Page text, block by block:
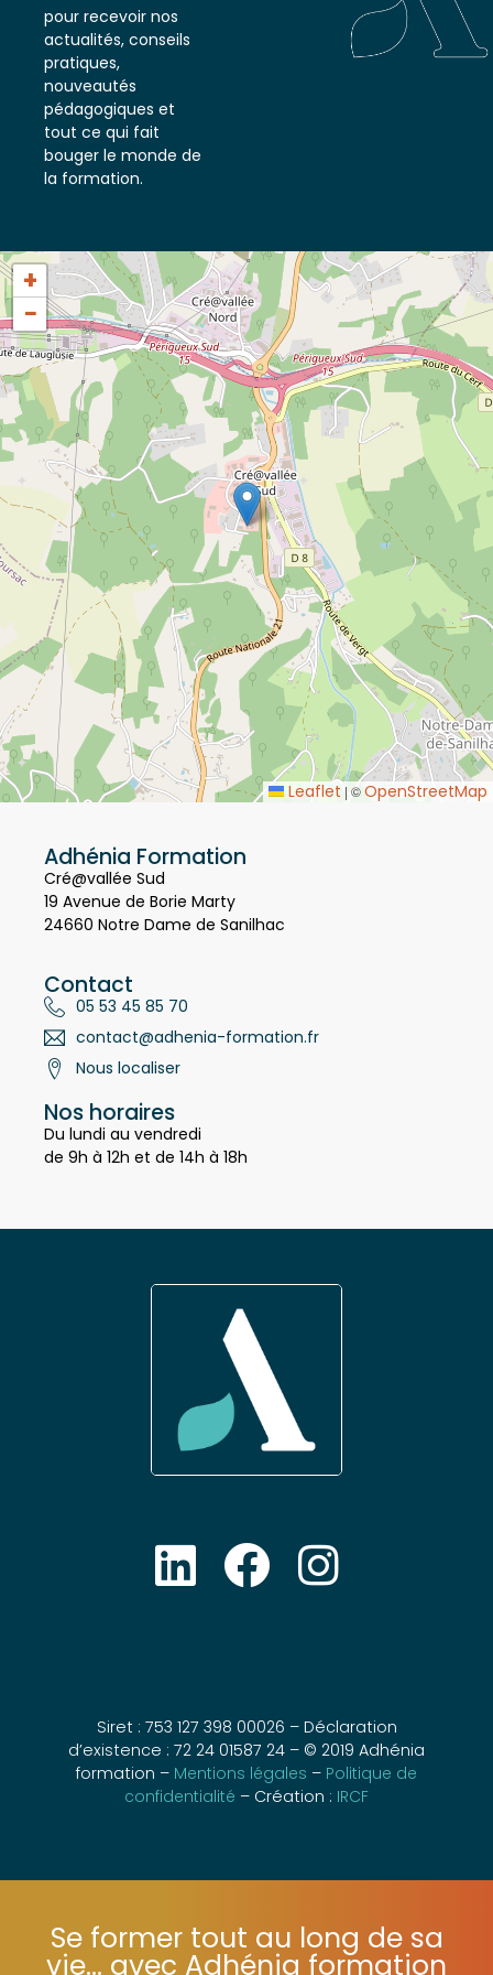
notre newsletter
pour recevoir nos
actualités, conseils
pratiques,
nouveautés
pédagogiques et
tout ce qui fait
bouger le monde de
+
−
Adhénia Formation
Cré@vallée Sud
19 Avenue de Borie Marty
Contact
05 53 45 85 70
contact@adhenia-formation.fr
Nos horaires
Du lundi au vendredi
Siret : 753 127 398 00026 – Déclaration
d’existence : 72 24 01587 24 – © 2019 Adhénia
formation –Mentions légales– Politique de
Se former tout au long de sa